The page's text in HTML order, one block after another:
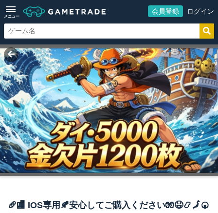
メニュー
会員登録 ログイン
🥖🏬 IOS専用🍂安心してご購入ください🧤😆📿🗾🍘